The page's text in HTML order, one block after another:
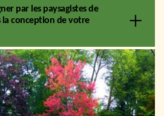
par les paysagistes de
la conception de votre